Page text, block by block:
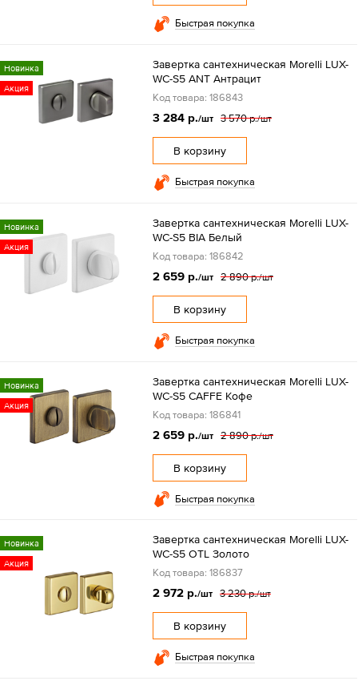
Быстрая покупка
Новинка
Акция
Завертка сантехническая Morelli LUX-
WC-S5 ANT Антрацит
Код товара: 186843
3 284 р./шт 3 570 р./шт
В корзину
Быстрая покупка
Новинка
Акция
Завертка сантехническая Morelli LUX-
WC-S5 BIA Белый
Код товара: 186842
2 659 р./шт 2 890 р./шт
В корзину
Быстрая покупка
Новинка
Акция
Завертка сантехническая Morelli LUX-
WC-S5 CAFFE Кофе
Код товара: 186841
2 659 р./шт 2 890 р./шт
В корзину
Быстрая покупка
Новинка
Акция
Завертка сантехническая Morelli LUX-
WC-S5 OTL Золото
Код товара: 186837
2 972 р./шт 3 230 р./шт
В корзину
Быстрая покупка